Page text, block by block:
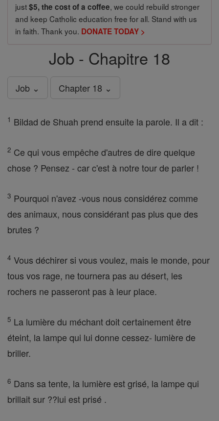
just$5, the cost of a coffee, we could rebuild stronger
and keep Catholic education free for all. Stand with us
in faith. Thank you. DONATE TODAY >
Job - Chapitre 18
Job ⌄ Chapter 18 ⌄
1 Bildad de Shuah prend ensuite la parole. Il a dit :
2 Ce qui vous empêche d'autres de dire quelque
chose ? Pensez - car c'est à notre tour de parler !
3 Pourquoi n'avez -vous nous considérez comme
des animaux, nous considérant pas plus que des
brutes ?
4 Vous déchirer si vous voulez, mais le monde, pour
tous vos rage, ne tournera pas au désert, les
rochers ne passeront pas à leur place.
5 La lumière du méchant doit certainement être
éteint, la lampe qui lui donne cessez- lumière de
briller.
6 Dans sa tente, la lumière est grisé, la lampe qui
brillait sur ??lui est prisé .